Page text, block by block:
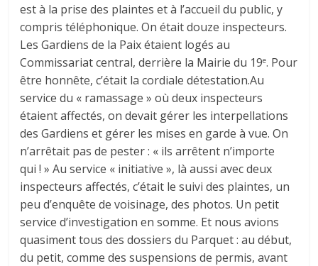
est à la prise des plaintes et à l’accueil du public, y
compris téléphonique. On était douze inspecteurs.
Les Gardiens de la Paix étaient logés au
Commissariat central, derrière la Mairie du 19e. Pour
être honnête, c’était la cordiale détestation.Au
service du « ramassage » où deux inspecteurs
étaient affectés, on devait gérer les interpellations
des Gardiens et gérer les mises en garde à vue. On
n’arrêtait pas de pester : « ils arrêtent n’importe
qui ! » Au service « initiative », là aussi avec deux
inspecteurs affectés, c’était le suivi des plaintes, un
peu d’enquête de voisinage, des photos. Un petit
service d’investigation en somme. Et nous avions
quasiment tous des dossiers du Parquet : au début,
du petit, comme des suspensions de permis, avant